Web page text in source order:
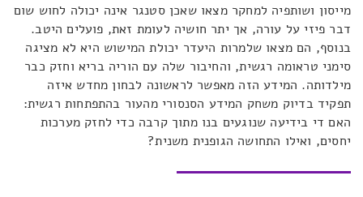
מייסון ושותפיה למחקר מצאו שאכן סטנגר אינה יכולה לחוש שום
דבר פיזי על עורה, אך יתר חושיה לעומת זאת, פועלים היטב.
בנוסף, הם מצאו שלמרות היעדר יכולת המישוש היא לא מציגה
סימני טראומה רגשית, והחיבור שלה עם הוריה בריא וחזק כבר
מילדותה. המידע הזה מאפשר לראשונה לבחון מחדש איזה
תפקיד בדיוק משחק המידע הסנסורי מהעור בהתפתחות רגשית:
האם די בידיעה שנוגעים בנו מתוך קרבה כדי לחזק מערכות
יחסים, ואילו התחושה הגופנית משנית?